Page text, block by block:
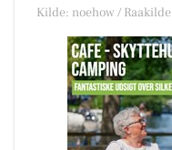
Kilde: noehow / Raakilde